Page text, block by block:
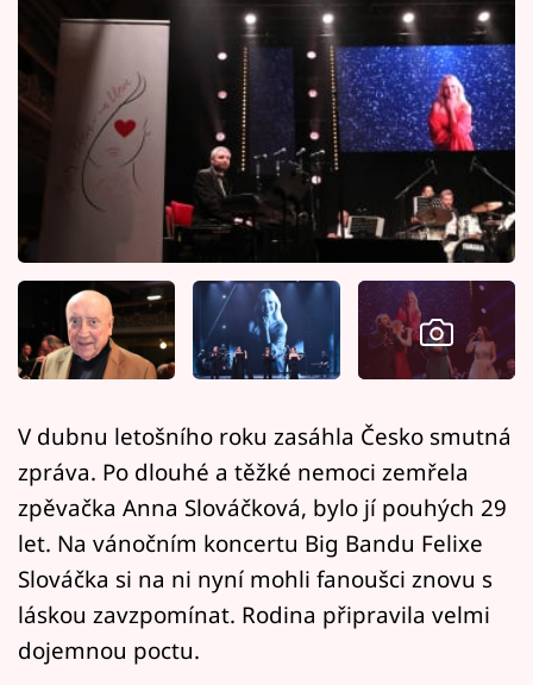
Seriály
Horoskopy
Sledujte prima+
Filmový festival Karlovy Vary
Pořady
Mámy sobě
Sledujte nás
V dubnu letošního roku zasáhla Česko smutná
zpráva. Po dlouhé a těžké nemoci zemřela
zpěvačka Anna Slováčková, bylo jí pouhých 29
let. Na vánočním koncertu Big Bandu Felixe
Slováčka si na ni nyní mohli fanoušci znovu s
láskou zavzpomínat. Rodina připravila velmi
dojemnou poctu.